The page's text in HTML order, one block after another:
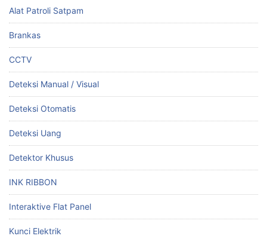
Alat Patroli Satpam
Brankas
CCTV
Deteksi Manual / Visual
Deteksi Otomatis
Deteksi Uang
Detektor Khusus
INK RIBBON
Interaktive Flat Panel
Kunci Elektrik